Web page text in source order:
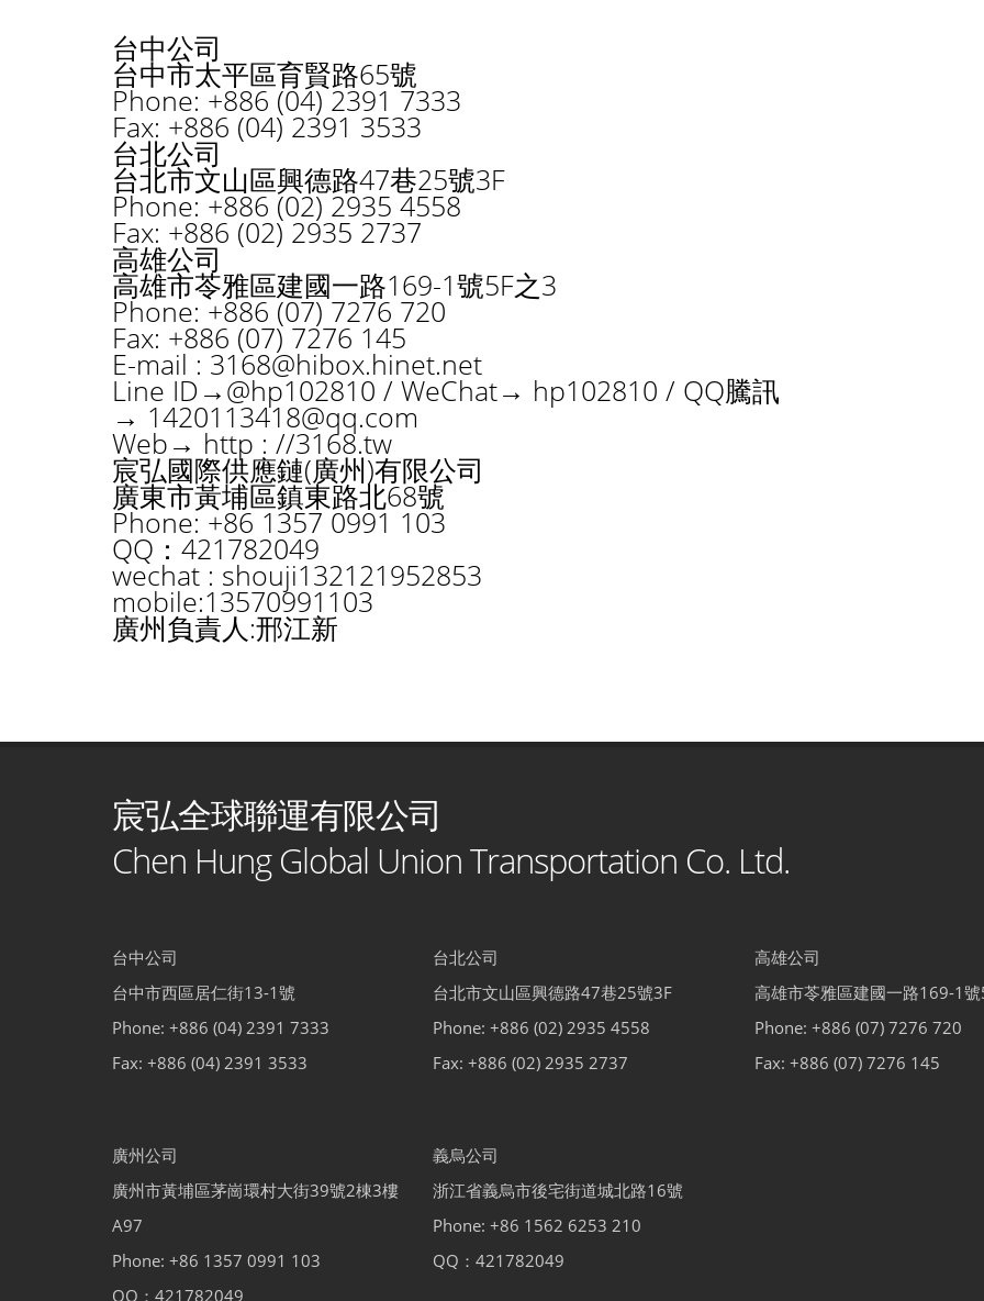
台中公司
台中市太平區育賢路65號
Phone: +886 (04) 2391 7333
Fax: +886 (04) 2391 3533
台北公司
台北市文山區興德路47巷25號3F
Phone: +886 (02) 2935 4558
Fax: +886 (02) 2935 2737
高雄公司
高雄市苓雅區建國一路169-1號5F之3
Phone: +886 (07) 7276 720
Fax: +886 (07) 7276 145
E-mail : 3168@hibox.hinet.net
Line ID→@hp102810 / WeChat→ hp102810 / QQ騰訊
→ 1420113418@qq.com
Web→ http : //3168.tw
宸弘國際供應鏈(廣州)有限公司
廣東市黃埔區鎮東路北68號
Phone: +86 1357 0991 103
QQ：421782049
wechat : shouji132121952853
mobile:13570991103
廣州負責人:邢江新
宸弘全球聯運有限公司
Chen Hung Global Union Transportation Co. Ltd.
台中公司
台中市西區居仁街13-1號
Phone: +886 (04) 2391 7333
Fax: +886 (04) 2391 3533
台北公司
台北市文山區興德路47巷25號3F
Phone: +886 (02) 2935 4558
Fax: +886 (02) 2935 2737
高雄公司
高雄市苓雅區建國一路169-1
Phone: +886 (07) 7276 720
Fax: +886 (07) 7276 145
廣州公司
廣州市黃埔區茅崗環村大街39號2棟3樓
A97
Phone: +86 1357 0991 103
QQ：421782049
義烏公司
浙江省義烏市後宅街道城北路16號
Phone: +86 1562 6253 210
QQ：421782049